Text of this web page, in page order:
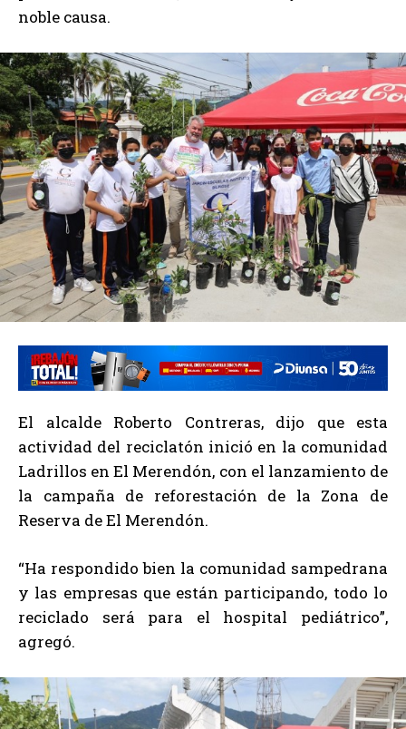
noble causa.
El alcalde Roberto Contreras, dijo que esta
actividad del reciclatón inició en la comunidad
Ladrillos en El Merendón, con el lanzamiento de
la campaña de reforestación de la Zona de
Reserva de El Merendón.
“Ha respondido bien la comunidad sampedrana
y las empresas que están participando, todo lo
reciclado será para el hospital pediátrico”,
agregó.